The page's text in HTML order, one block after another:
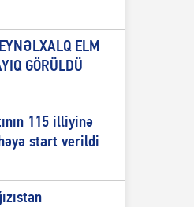
ELM
GÖRÜLDÜ
115 illiyinə
start verildi